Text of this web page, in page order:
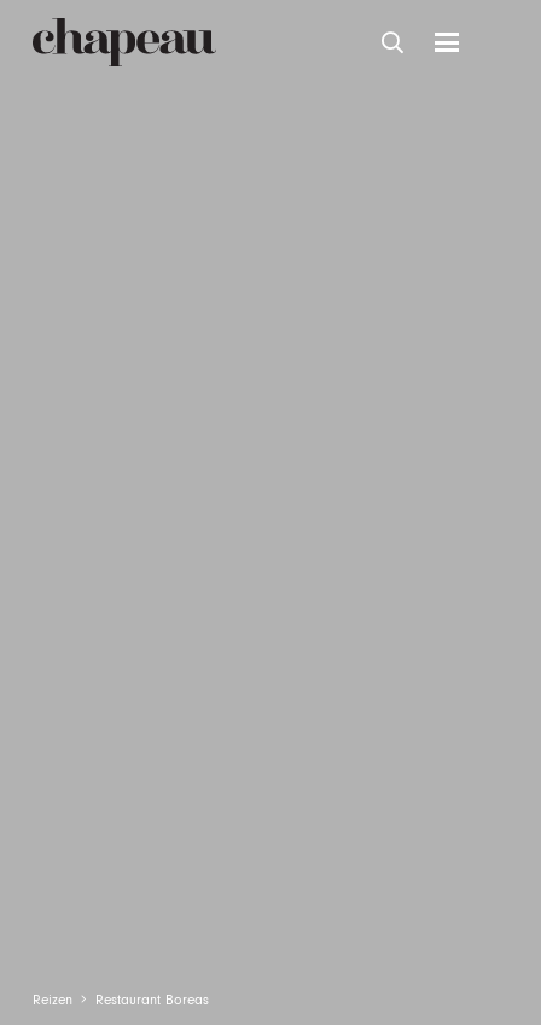
Reizen Restaurant Boreas